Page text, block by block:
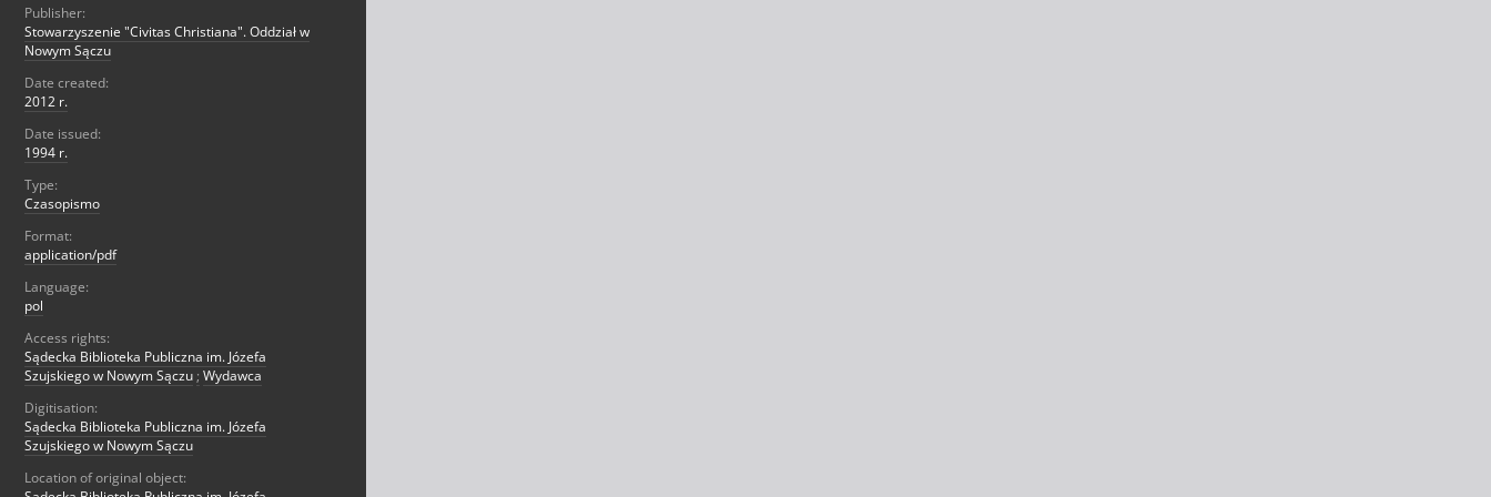
Publisher:
Stowarzyszenie "Civitas Christiana". Oddział w
Nowym Sączu
Date created:
2012 r.
Date issued:
1994 r.
Type:
Czasopismo
Format:
application/pdf
Language:
pol
Access rights:
Sądecka Biblioteka Publiczna im. Józefa
Szujskiego w Nowym Sączu ; Wydawca
Digitisation:
Sądecka Biblioteka Publiczna im. Józefa
Szujskiego w Nowym Sączu
Location of original object: